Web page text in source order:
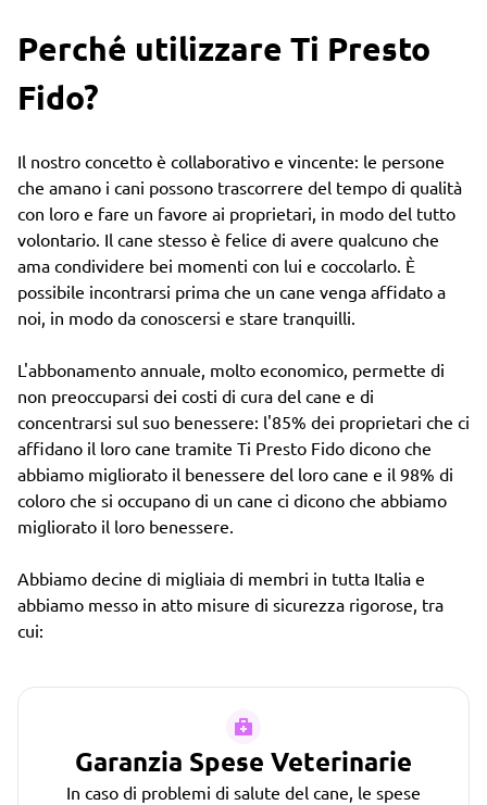
Perché utilizzare Ti Presto
Fido?
Il nostro concetto è collaborativo e vincente: le persone
che amano i cani possono trascorrere del tempo di qualità
con loro e fare un favore ai proprietari, in modo del tutto
volontario. Il cane stesso è felice di avere qualcuno che
ama condividere bei momenti con lui e coccolarlo. È
possibile incontrarsi prima che un cane venga affidato a
noi, in modo da conoscersi e stare tranquilli.
L'abbonamento annuale, molto economico, permette di
non preoccuparsi dei costi di cura del cane e di
concentrarsi sul suo benessere: l'85% dei proprietari che ci
affidano il loro cane tramite Ti Presto Fido dicono che
abbiamo migliorato il benessere del loro cane e il 98% di
coloro che si occupano di un cane ci dicono che abbiamo
migliorato il loro benessere.
Abbiamo decine di migliaia di membri in tutta Italia e
abbiamo messo in atto misure di sicurezza rigorose, tra
cui:
Garanzia Spese Veterinarie
In caso di problemi di salute del cane, le spese